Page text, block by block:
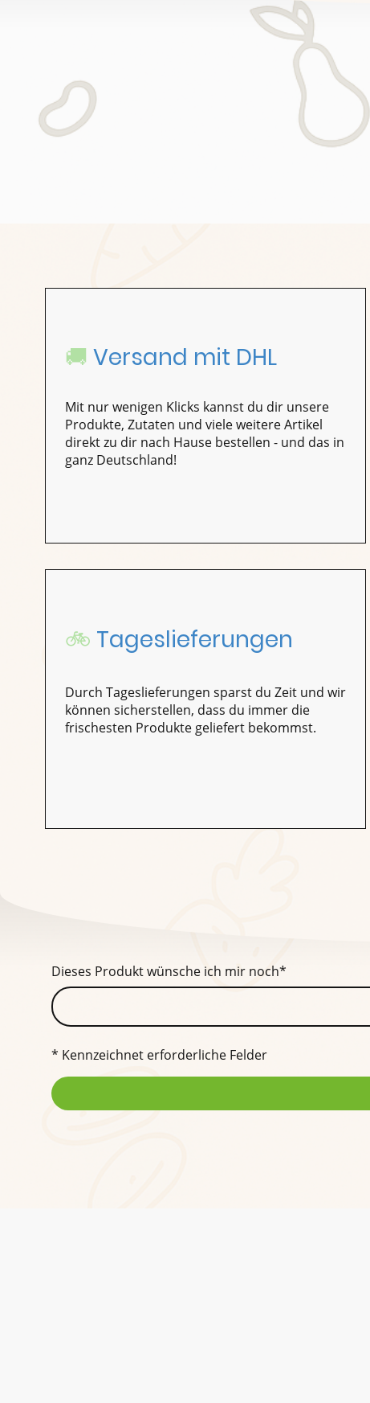
🚚 Versand mit DHL
Mit nur wenigen Klicks kannst du dir unsere
Produkte, Zutaten und viele weitere Artikel
direkt zu dir nach Hause bestellen - und das in
ganz Deutschland!
🚲 Tageslieferungen
Durch Tageslieferungen sparst du Zeit und wir
können sicherstellen, dass du immer die
frischesten Produkte geliefert bekommst.
Dieses Produkt wünsche ich mir noch*
* Kennzeichnet erforderliche Felder